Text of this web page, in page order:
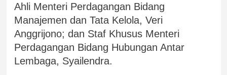
Ahli Menteri Perdagangan Bidang
Manajemen dan Tata Kelola, Veri
Anggrijono; dan Staf Khusus Menteri
Perdagangan Bidang Hubungan Antar
Lembaga, Syailendra.